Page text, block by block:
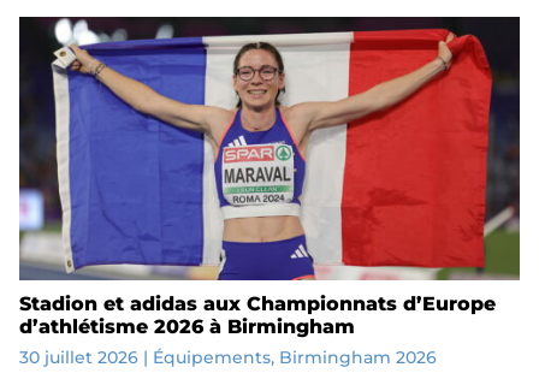
Stadion et adidas aux Championnats d’Europe
d’athlétisme 2026 à Birmingham
30 juillet 2026| Équipements, Birmingham 2026